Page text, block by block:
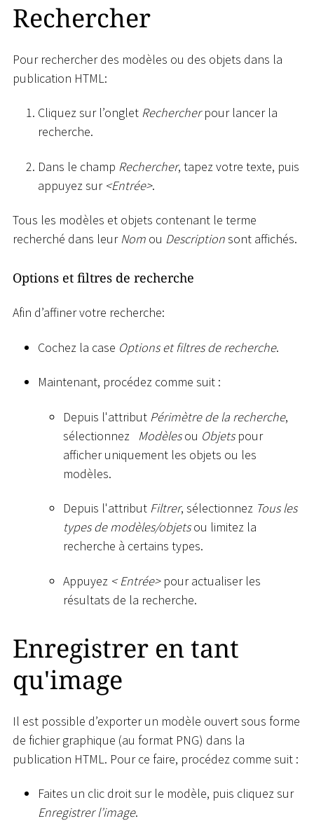
Rechercher
Pour rechercher des modèles ou des objets dans la
publication HTML:
Cliquez sur l’onglet Rechercherpour lancer la
recherche.
Dans le champ Rechercher, tapez votre texte, puis
appuyez sur <Entrée>.
Tous les modèles et objets contenant le terme
recherché dans leurNom ou Descriptionsont affichés.
Options et filtres de recherche
Afin d’affiner votre recherche:
Cochez la case Options et filtres de recherche.
Maintenant, procédez comme suit :
Depuis l'attribut Périmètre de la recherche,
sélectionnez
Modèlesou Objetspour
afficher uniquement les objets ou les
modèles.
Depuis l'attribut Filtrer, sélectionnez Tous les
types de modèles/objetsou limitez la
recherche à certains types.
Appuyez <Entrée>pour actualiser les
résultats de la recherche.
Enregistrer en tant
qu'image
Il est possible d’exporter un modèle ouvert sous forme
de fichier graphique (au format PNG) dans la
publication HTML. Pour ce faire, procédez comme suit :
Faites un clic droit sur le modèle, puis cliquez sur
Enregistrer l’image.